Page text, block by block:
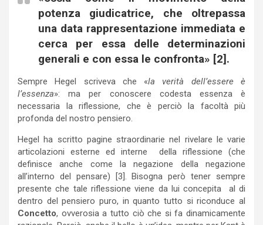
potenza giudicatrice, che oltrepassa
una data rappresentazione immediata e
cerca per essa delle determinazioni
generali e con essa le confronta» [2].
Sempre Hegel scriveva che «la verità dell’essere è
l’essenza»: ma per conoscere codesta essenza è
necessaria la riflessione, che è perciò la facoltà più
profonda del nostro pensiero.
Hegel ha scritto pagine straordinarie nel rivelare le varie
articolazioni esterne ed interne della riflessione (che
definisce anche come la negazione della negazione
all’interno del pensare) [3]. Bisogna però tener sempre
presente che tale riflessione viene da lui concepita al di
dentro del pensiero puro, in quanto tutto si riconduce al
Concetto, ovverosia a tutto ciò che si fa dinamicamente